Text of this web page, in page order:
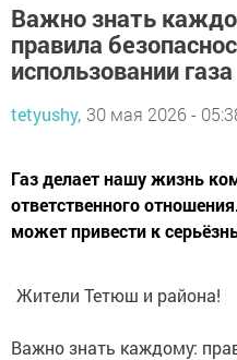
Важно знать
правила
использовании газа
tetyushy, 30 мая 2026 -
Газ делает нашу жизнь
ответственного
может привести к
Жители Тетюш и района!
Важно знать каждому: